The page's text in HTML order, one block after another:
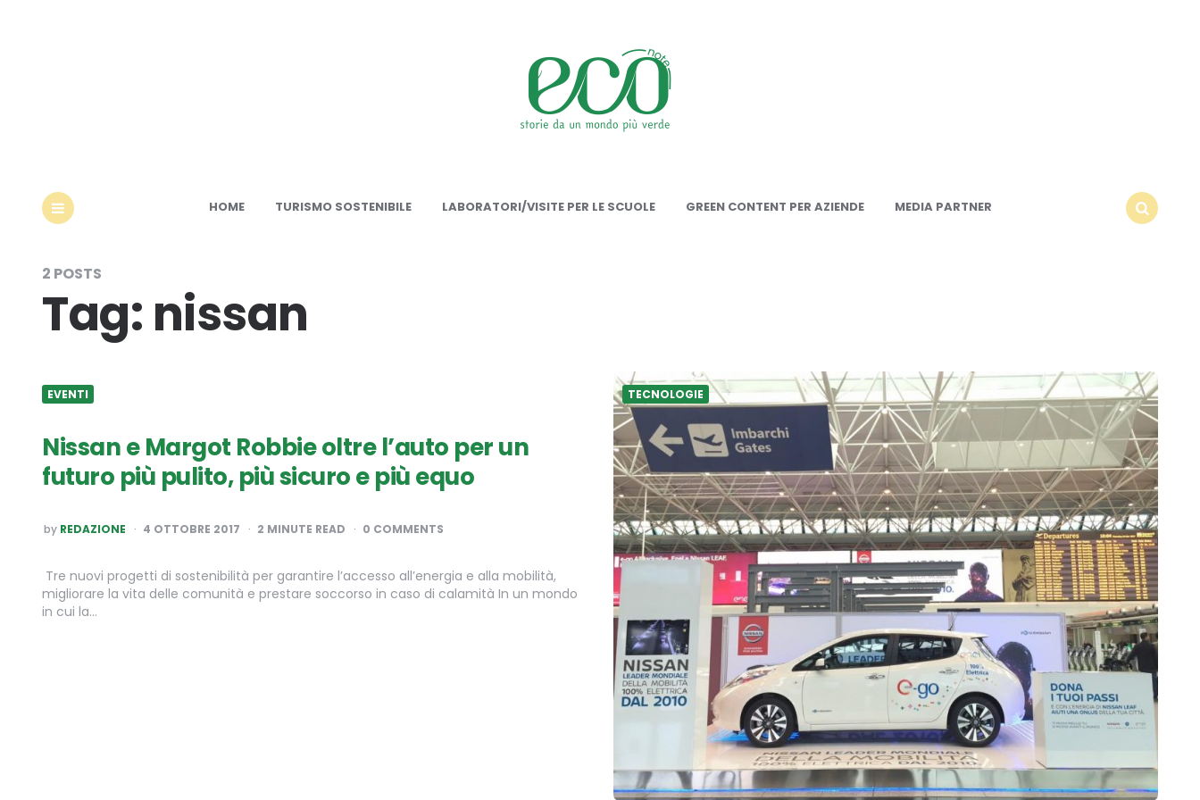
HOME TURISMO SOSTENIBILE LABORATORI/VISITE PER LE SCUOLE GREEN CONTENT PER AZIENDE
MEDIA PARTNER
2 POSTS
Tag: nissan
EVENTI
Nissan e Margot Robbie oltre l’auto per un
futuro più pulito, più sicuro e più equo
POSTED
BY
by REDAZIONE 4 OTTOBRE 2017 2 MINUTE READ 0 COMMENTS
Tre nuovi progetti di sostenibilità per garantire l’accesso all’energia e alla mobilità,
migliorare la vita delle comunità e prestare soccorso in caso di calamità In un mondo
in cui la…
TECNOLOGIE